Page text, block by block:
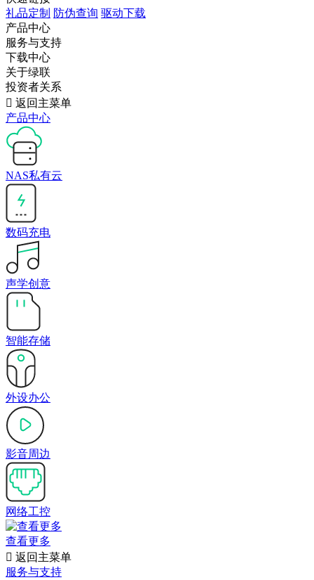
礼品定制 防伪查询 驱动下载
产品中心
服务与支持
下载中心
关于绿联
投资者关系
 返回主菜单
产品中心
NAS私有云
数码充电
声学创意
智能存储
外设办公
影音周边
网络工控
查看更多
 返回主菜单
服务与支持